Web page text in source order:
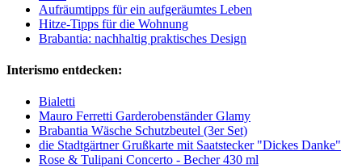
Aufräumtipps für ein aufgeräumtes Leben
Hitze-Tipps für die Wohnung
Brabantia: nachhaltig praktisches Design
Interismo entdecken:
Bialetti
Mauro Ferretti Garderobenständer Glamy
Brabantia Wäsche Schutzbeutel (3er Set)
die Stadtgärtner Grußkarte mit Saatstecker "Dickes Danke"
Rose & Tulipani Concerto - Becher 430 ml